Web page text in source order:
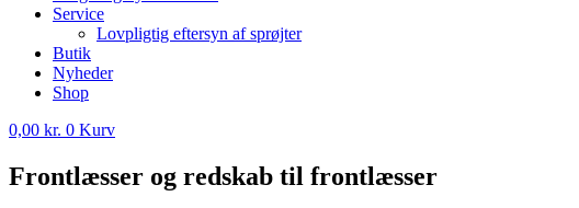
Service
Lovpligtig eftersyn af sprøjter
Butik
Nyheder
Shop
0,00 kr. 0 Kurv
Frontlæsser og redskab til frontlæsser